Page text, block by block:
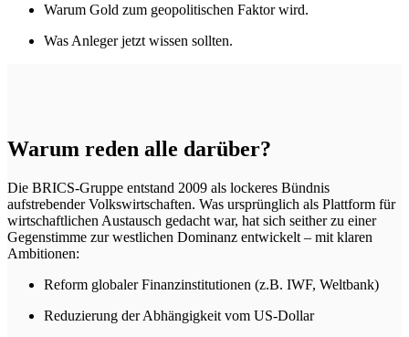
Warum Gold zum geopolitischen Faktor wird.
Was Anleger jetzt wissen sollten.
Warum reden alle darüber?
Die BRICS-Gruppe entstand 2009 als lockeres Bündnis
aufstrebender Volkswirtschaften. Was ursprünglich als Plattform für
wirtschaftlichen Austausch gedacht war, hat sich seither zu einer
Gegenstimme zur westlichen Dominanz entwickelt – mit klaren
Ambitionen:
Reform globaler Finanzinstitutionen (z.B. IWF, Weltbank)
Reduzierung der Abhängigkeit vom US-Dollar